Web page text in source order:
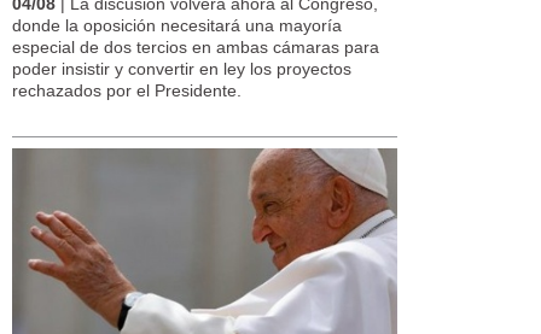
donde la oposición necesitará una mayoría
especial de dos tercios en ambas cámaras para
poder insistir y convertir en ley los proyectos
rechazados por el Presidente.